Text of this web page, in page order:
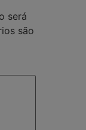
será
são